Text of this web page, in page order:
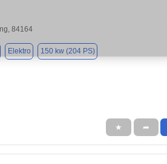
84164
Elektro 150 kw (204 PS)
★ ➦